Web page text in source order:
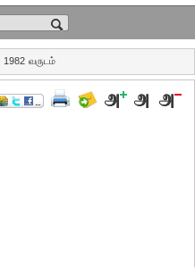
1982 வருடம்